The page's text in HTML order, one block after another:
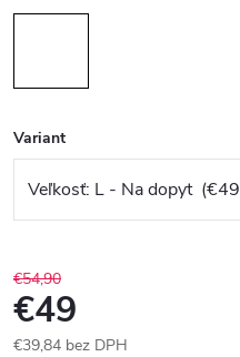
Variant
€54,90
€49
€39,84 bez DPH